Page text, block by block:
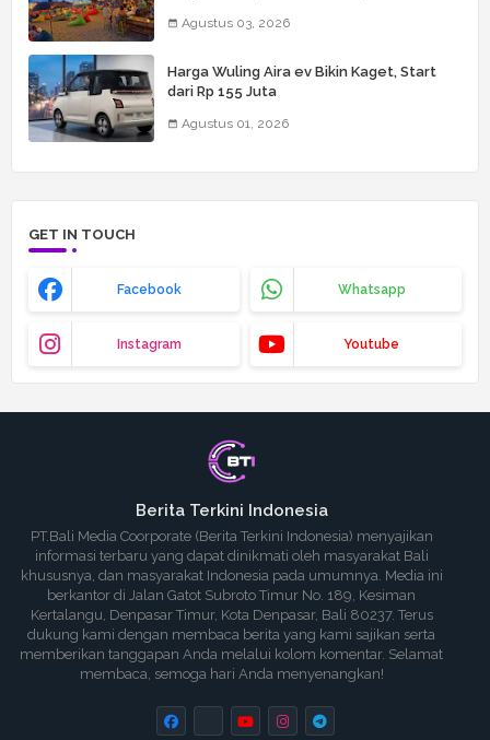
Agustus 03, 2026
Harga Wuling Aira ev Bikin Kaget, Start
dari Rp 155 Juta
Agustus 01, 2026
GET IN TOUCH
Facebook Whatsapp
Instagram Youtube
Berita Terkini Indonesia
PT.Bali Media Coorporate (Berita Terkini Indonesia) menyajikan
informasi terbaru yang dapat dinikmati oleh masyarakat Bali
khususnya, dan masyarakat Indonesia pada umumnya. Media ini
berkantor di Jalan Gatot Subroto Timur No. 189, Kesiman
Kertalangu, Denpasar Timur, Kota Denpasar, Bali 80237. Terus
dukung kami dengan membaca berita yang kami sajikan serta
memberikan tanggapan Anda melalui kolom komentar. Selamat
membaca, semoga hari Anda menyenangkan!